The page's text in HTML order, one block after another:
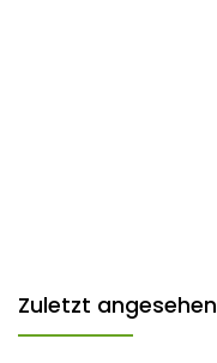
Zuletzt angesehen